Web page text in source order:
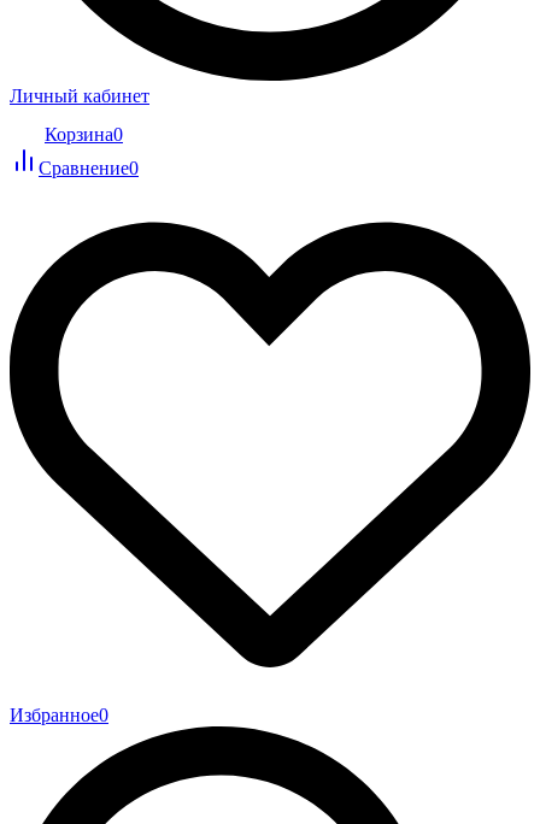
Личный кабинет
Корзина0
Сравнение0
Избранное0